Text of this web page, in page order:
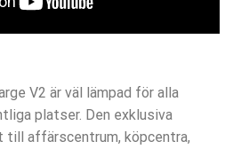
V2 är väl lämpad för alla
platser. Den exklusiva
till affärscentrum, köpcentra,